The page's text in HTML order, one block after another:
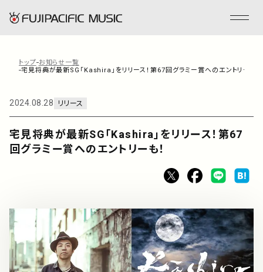
フジパシフィックミュージックとは
会社情報
事業内容
管理楽曲
アーティスト
トップ お知らせ一覧
宅見将典が最新SG「Kashira」をリリース！第67回グラミー賞へのエントリーも！
宅見将典が最新SG「Kashira」をリリース！第67
回グラミー賞へのエントリーも！
2024.08.28 リリース